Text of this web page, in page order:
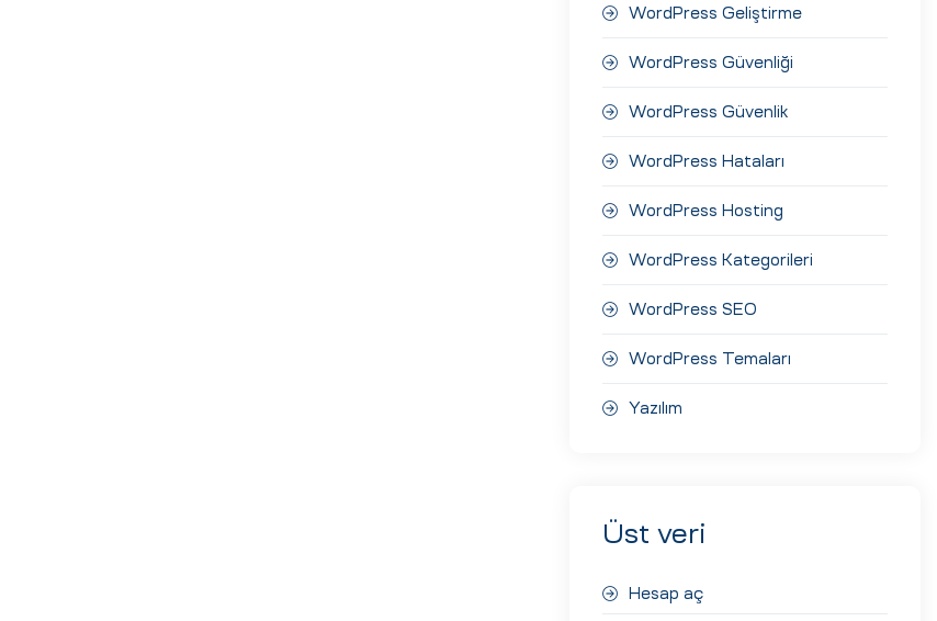
WordPress Geliştirme
WordPress Güvenliği
WordPress Güvenlik
WordPress Hataları
WordPress Hosting
WordPress Kategorileri
WordPress SEO
WordPress Temaları
Yazılım
Üst veri
Hesap aç